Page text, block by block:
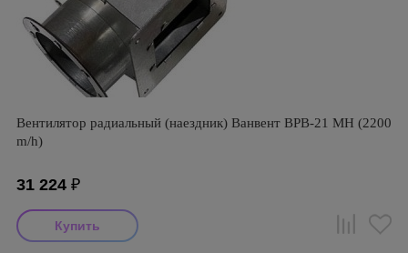
Вентилятор радиальный (наездник) Ванвент ВРВ-21 МН (2200
m/h)
31 224 ₽